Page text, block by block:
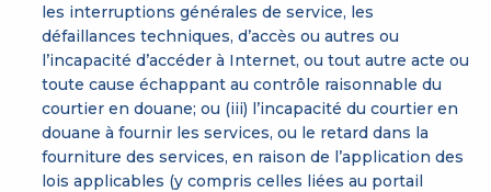
les interruptions générales de service, les
défaillances techniques, d’accès ou autres ou
l’incapacité d’accéder à Internet, ou tout autre acte ou
toute cause échappant au contrôle raisonnable du
courtier en douane; ou (iii) l’incapacité du courtier en
douane à fournir les services, ou le retard dans la
fourniture des services, en raison de l’application des
lois applicables (y compris celles liées au portail